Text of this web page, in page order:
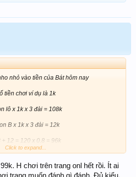
nhỏ vào tiền của Bát hôm nay
tiền chơi ví dụ là 1k
lô x 1k x 3 đài = 108k
B x 1k x 3 đài = 12k
+ 12 = 120 x 0.8 = 96k
nên post lên chơi vui thôi . Ko có ý gì nhen !
Click to expand...
H chơi trên trang onl hết rồi. Ít ai